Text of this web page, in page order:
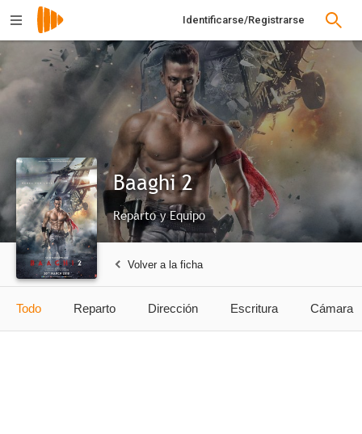
Identificarse/Registrarse
Baaghi 2
Reparto y Equipo
Volver a la ficha
Todo Reparto Dirección Escritura Cámara